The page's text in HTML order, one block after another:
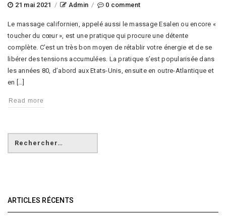
21 mai 2021 / Admin / 0 comment
Le massage californien, appelé aussi le massage Esalen ou encore «
toucher du cœur », est une pratique qui procure une détente
complète. C’est un très bon moyen de rétablir votre énergie et de se
libérer des tensions accumulées. La pratique s’est popularisée dans
les années 80, d’abord aux Etats-Unis, ensuite en outre-Atlantique et
en […]
Read more
ARTICLES RÉCENTS